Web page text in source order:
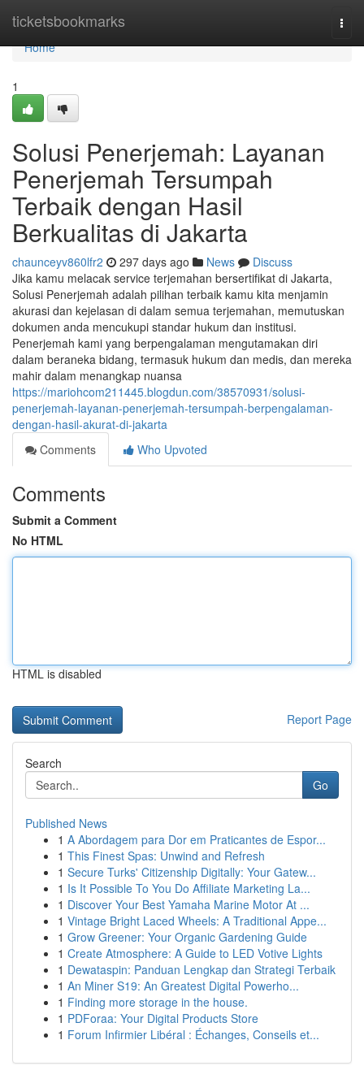
ticketsbookmarks
Home
Home
1
Solusi Penerjemah: Layanan
Penerjemah Tersumpah
Terbaik dengan Hasil
Berkualitas di Jakarta
chaunceyv860lfr2 297 days ago News
Discuss
Jika kamu melacak service terjemahan bersertifikat di Jakarta,
Solusi Penerjemah adalah pilihan terbaik kamu kita menjamin
akurasi dan kejelasan di dalam semua terjemahan, memutuskan
dokumen anda mencukupi standar hukum dan institusi.
Penerjemah kami yang berpengalaman mengutamakan diri
dalam beraneka bidang, termasuk hukum dan medis, dan mereka
mahir dalam menangkap nuansa
https://mariohcom211445.blogdun.com/38570931/solusi-
penerjemah-layanan-penerjemah-tersumpah-berpengalaman-
dengan-hasil-akurat-di-jakarta
Comments
Who Upvoted
Comments
Submit a Comment
No HTML
HTML is disabled
Report Page
Search
Go
Published News
1 A Abordagem para Dor em Praticantes de Espor...
1 This Finest Spas: Unwind and Refresh
1 Secure Turks' Citizenship Digitally: Your Gatew...
1 Is It Possible To You Do Affiliate Marketing La...
1 Discover Your Best Yamaha Marine Motor At ...
1 Vintage Bright Laced Wheels: A Traditional Appe...
1 Grow Greener: Your Organic Gardening Guide
1 Create Atmosphere: A Guide to LED Votive Lights
1 Dewataspin: Panduan Lengkap dan Strategi Terbaik
1 An Miner S19: An Greatest Digital Powerho...
1 Finding more storage in the house.
1 PDForaa: Your Digital Products Store
1 Forum Infirmier Libéral : Échanges, Conseils et...